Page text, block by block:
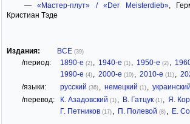
—«Мастер-плут» / «Der Meisterdieb»,
Кристиан Тэде
Издания: ВСЕ (39)
/период: 1890-е (2) 1940-е (1) 1950-е (2)
1990-е (4) 2000-е (10) 2010-е (11)
/языки: русский (36) немецкий (1) украинский
/перевод: К. Азадовский (1) В. Гатцук (1) Я.
Г. Петников (17) П. Полевой (8) Е.